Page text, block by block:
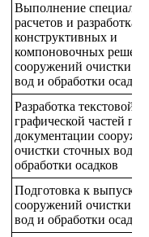
Выполнение
расчетов и разработка
конструктивных и
компоновочных
сооружений очистки
вод и обработки
Разработка текстовой и
графической частей
документации
очистки сточных вод и
обработки осадков
Подготовка к выпуску
сооружений очистки
вод и обработки